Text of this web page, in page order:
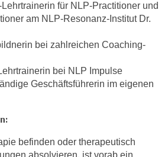
für NLP-Practitioner und
am NLP-Resonanz-Institut Dr.
bei zahlreichen Coaching-
bei NLP Impulse
Geschäftsführerin im eigenen
befinden oder therapeutisch
absolvieren, ist vorab ein